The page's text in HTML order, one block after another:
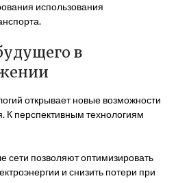
использования
в
открывает новые возможности
К перспективным технологиям
сети позволяют оптимизировать
и снизить потери при